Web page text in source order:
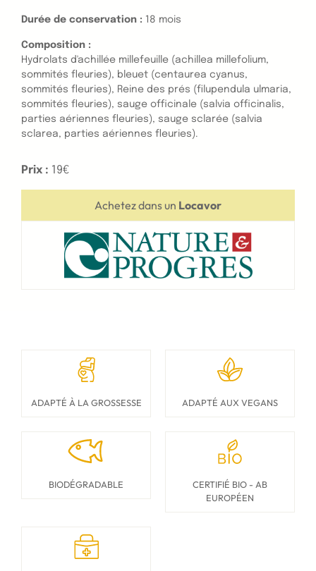
Durée de conservation : 18 mois
Composition :
Hydrolats d'achillée millefeuille (achillea millefolium,
sommités fleuries), bleuet (centaurea cyanus,
sommités fleuries), Reine des prés (filupendula ulmaria,
sommités fleuries), sauge officinale (salvia officinalis,
parties aériennes fleuries), sauge sclarée (salvia
sclarea, parties aériennes fleuries).
Prix : 19€
Achetez dans un Locavor
ADAPTÉ À LA GROSSESSE ADAPTÉ AUX VEGANS
BIODÉGRADABLE
CERTIFIÉ BIO - AB
EUROPÉEN